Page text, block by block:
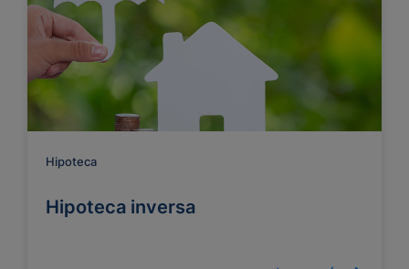
Hipoteca
Hipoteca inversa